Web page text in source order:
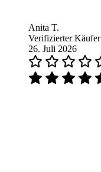
Anita T.
Verifizierter Käufer
26. Juli 2026